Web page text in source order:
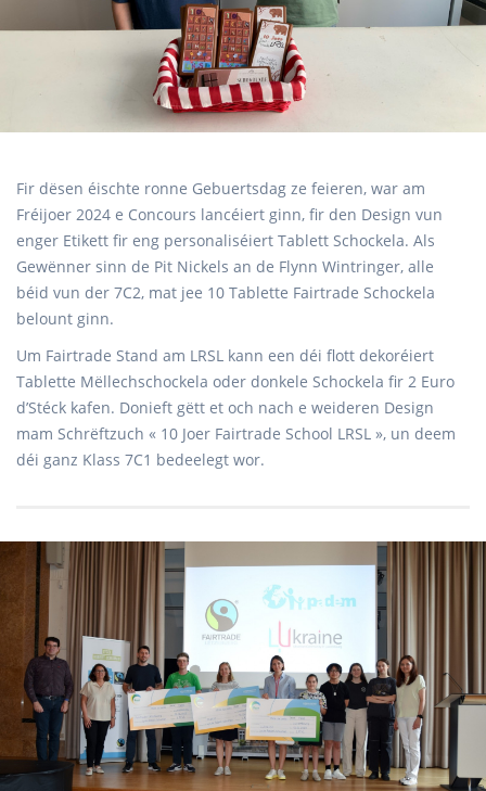
Fir dësen éischte ronne Gebuertsdag ze feieren, war am
Fréijoer 2024 e Concours lancéiert ginn, fir den Design vun
enger Etikett fir eng personaliséiert Tablett Schockela. Als
Gewënner sinn de Pit Nickels an de Flynn Wintringer, alle
béid vun der 7C2, mat jee 10 Tablette Fairtrade Schockela
belount ginn.
Um Fairtrade Stand am LRSL kann een déi flott dekoréiert
Tablette Mëllechschockela oder donkele Schockela fir 2 Euro
d’Stéck kafen. Donieft gëtt et och nach e weideren Design
mam Schrëftzuch « 10 Joer Fairtrade School LRSL », un deem
déi ganz Klass 7C1 bedeelegt wor.